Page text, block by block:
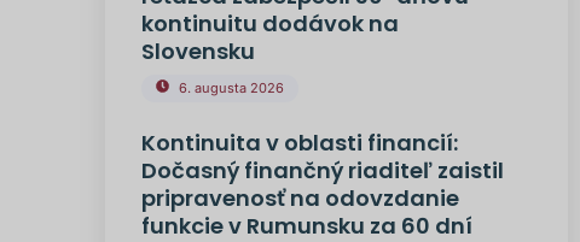
kontinuitu dodávok na
Slovensku
6. augusta 2026
Kontinuita v oblasti financií:
Dočasný finančný riaditeľ zaistil
pripravenosť na odovzdanie
funkcie v Rumunsku za 60 dní